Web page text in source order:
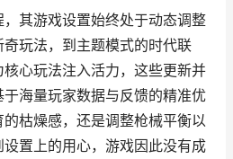
其游戏设置始终处于动态调整
玩法，到主题模式的时代联
心玩法注入活力，这些更新并
海量玩家数据与反馈的精准优
枯燥感，还是调整枪械平衡以
置上的用心，游戏因此没有成